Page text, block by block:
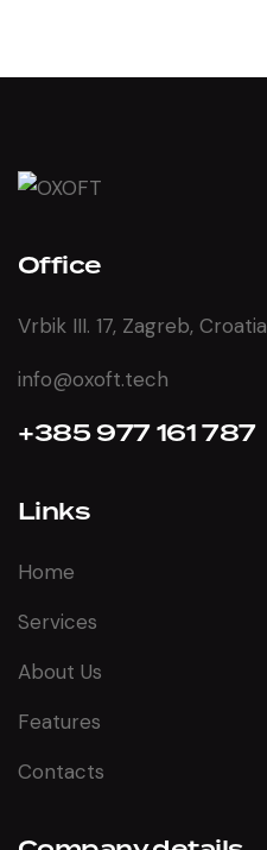
Office
Vrbik III. 17, Zagreb, Croatia
info@oxoft.tech
+385 977 161 787
Links
Home
Services
About Us
Features
Contacts